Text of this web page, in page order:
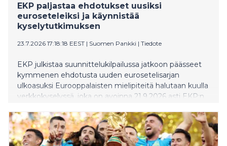
EKP paljastaa ehdotukset uusiksi
euroseteleiksi ja käynnistää
kyselytutkimuksen
23.7.2026 17:18:18 EEST | Suomen Pankki | Tiedote
EKP julkistaa suunnittelukilpailussa jatkoon päässeet
kymmenen ehdotusta uuden eurosetelisarjan
ulkoasuksi Eurooppalaisten mielipiteitä halutaan kuulla
verkkokyselyssä, joka on avoinna 21.9.2026 asti EKP:n
lopullinen ulkoasu vuoden lopulla